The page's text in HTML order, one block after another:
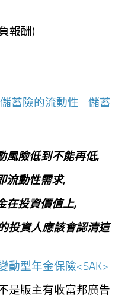
報酬)
風險低到不能再低,
流動性需求,
在投資價值上,
投資人應該會認清這
動型年金保險<SAK>
是版主有收富邦廣告